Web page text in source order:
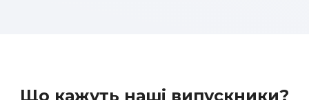
Що кажуть наші випускники?